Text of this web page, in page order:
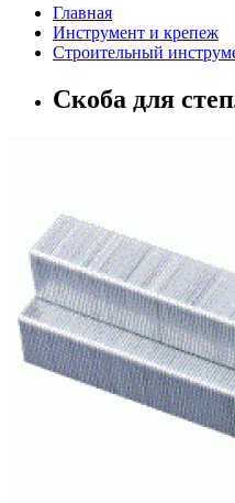
Главная
Инструмент и крепеж
Строительный
Скоба для